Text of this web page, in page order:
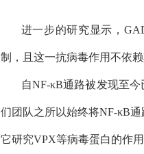
进一步的研究显示，
制，且这一抗病毒作用不依
自NF-κB通路被发现至
们团队之所以始终将NF-κB通
它研究VPX等病毒蛋白的作